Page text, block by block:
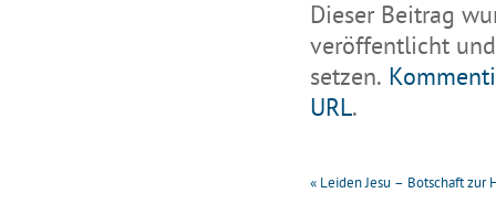
Dieser Beitrag
veröffentlicht
setzen.
URL.
« Leiden Jesu – Botschaft zur